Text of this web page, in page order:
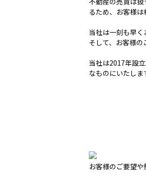
るため、お客様は
当社は一刻も早く
そして、お客様の
当社は2017年設
なものにいたしま
お客様のご要望